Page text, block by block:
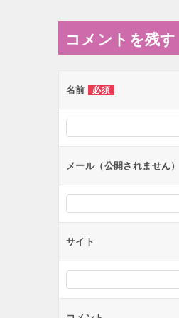
ナ
ビ
ー
ョ
ン
コメントを残す
名前 必須
メール（公開されません）
サイト